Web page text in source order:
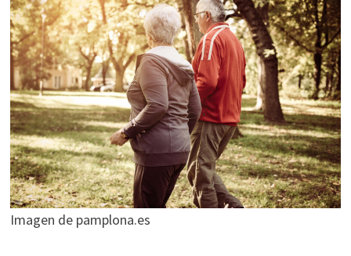
Imagen de pamplona.es